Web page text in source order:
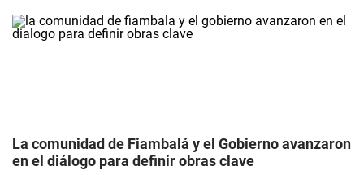
La comunidad de Fiambalá y el Gobierno avanzaron
en el diálogo para definir obras clave